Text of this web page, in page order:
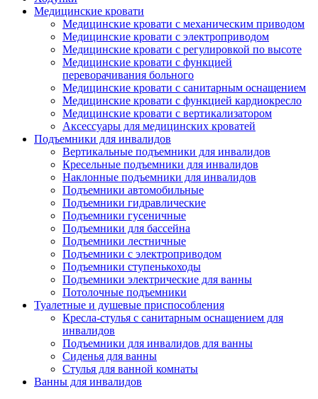
Медицинские кровати
Медицинские кровати с механическим приводом
Медицинские кровати с электроприводом
Медицинские кровати с регулировкой по высоте
Медицинские кровати с функцией
переворачивания больного
Медицинские кровати с санитарным оснащением
Медицинские кровати с функцией кардиокресло
Медицинские кровати с вертикализатором
Аксессуары для медицинских кроватей
Подъемники для инвалидов
Вертикальные подъемники для инвалидов
Кресельные подъемники для инвалидов
Наклонные подъемники для инвалидов
Подъемники автомобильные
Подъемники гидравлические
Подъемники гусеничные
Подъемники для бассейна
Подъемники лестничные
Подъемники с электроприводом
Подъемники ступенькоходы
Подъемники электрические для ванны
Потолочные подъемники
Туалетные и душевые приспособления
Кресла-стулья с санитарным оснащением для
инвалидов
Подъемники для инвалидов для ванны
Сиденья для ванны
Стулья для ванной комнаты
Ванны для инвалидов